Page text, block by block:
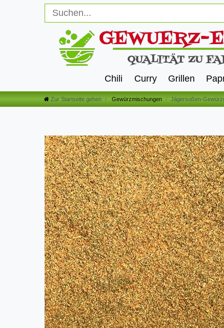
Chili Curry Grillen
Zur Startseite gehen Gewürzmischungen Jägersoßen-